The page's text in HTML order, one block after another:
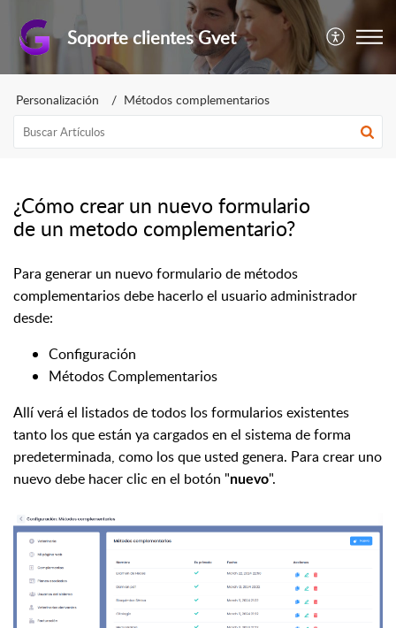
Soporte clientes Gvet
Personalización Métodos complementarios
¿Cómo crear un nuevo formulario
de un metodo complementario?
Para generar un nuevo formulario de métodos
complementarios debe hacerlo el usuario administrador
desde:
Configuración
Métodos Complementarios
Allí verá el listados de todos los formularios existentes
tanto los que están ya cargados en el sistema de forma
predeterminada, como los que usted genera. Para crear uno
nuevo debe hacer clic en el botón "nuevo".